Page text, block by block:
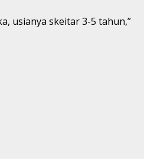
usianya skeitar 3-5 tahun,”